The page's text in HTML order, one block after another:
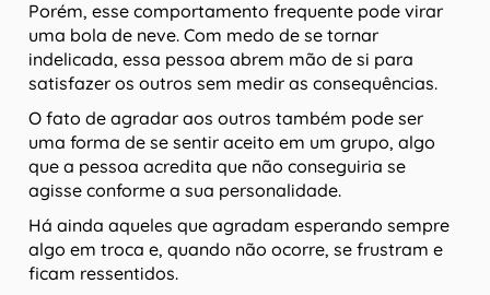
Porém, esse comportamento frequente pode virar
uma bola de neve. Com medo de se tornar
indelicada, essa pessoa abrem mão de si para
satisfazer os outros sem medir as consequências.
O fato de agradar aos outros também pode ser
uma forma de se sentir aceito em um grupo, algo
que a pessoa acredita que não conseguiria se
agisse conforme a sua personalidade.
Há ainda aqueles que agradam esperando sempre
algo em troca e, quando não ocorre, se frustram e
ficam ressentidos.